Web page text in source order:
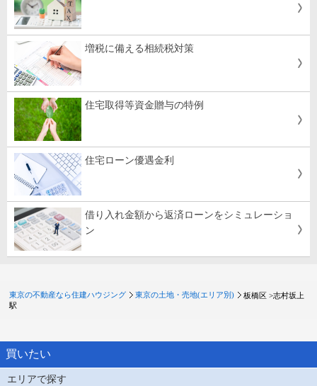
増税に備える相続税対策
住宅取得等資金贈与の特例
住宅ローン優遇金利
借り入れ金額から返済ローンをシミュレーショ
ン
東京の不動産なら住建ハウジング 東京の土地・売地(エリア別) 板橋区 >志村坂上
駅
買いたい
エリアで探す